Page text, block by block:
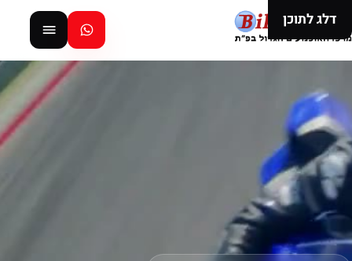
דלג לתוכן